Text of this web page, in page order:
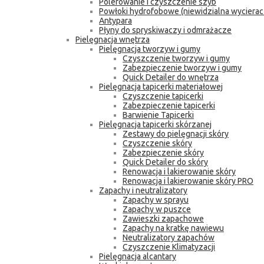
Powłoki hydrofobowe (niewidzialna
Antypara
Płyny do spryskiwaczy i odmrażacze
Pielęgnacja wnętrza
Pielęgnacja tworzyw i gumy
Czyszczenie tworzyw i gumy
Zabezpieczenie tworzyw i gumy
Quick Detailer do wnętrza
Pielęgnacja tapicerki materiałowej
Czyszczenie tapicerki
Zabezpieczenie tapicerki
Barwienie Tapicerki
Pielęgnacja tapicerki skórzanej
Zestawy do pielęgnacji skóry
Czyszczenie skóry
Zabezpieczenie skóry
Quick Detailer do skóry
Renowacja i lakierowanie skóry
Renowacja i lakierowanie skóry PRO
Zapachy i neutralizatory
Zapachy w sprayu
Zapachy w puszce
Zawieszki zapachowe
Zapachy na kratkę nawiewu
Neutralizatory zapachów
Czyszczenie Klimatyzacji
Pielęgnacja alcantary